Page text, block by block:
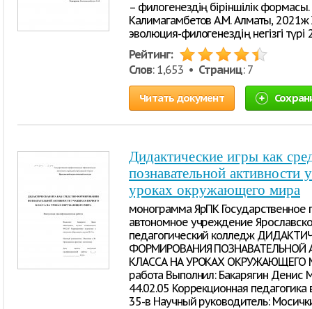
– филогенездің біріншілік
Калимагамбетов А.М. Алматы, 2021ж
эволюция-филогенездің негізгі түрі
Рейтинг:
Слов: 1,653 • Страниц: 7
Читать документ
Дидактические игры как
познавательной активности
уроках окружающего мира
монограмма ЯрПК Государственное
автономное учреждение
педагогический колледж
ФОРМИРОВАНИЯ ПОЗНАВАТЕЛЬНОЙ
КЛАССА НА УРОКАХ ОКРУЖАЮЩЕГО
работа Выполнил: Бакарягин Денис
44.02.05 Коррекционная
35-в Научный руководитель: